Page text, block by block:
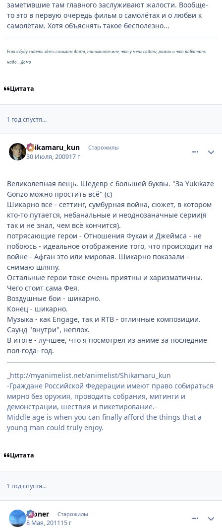
заметившие там главного заслуживают жалости. Вообще-
то это в первую очередь фильм о самолётах и о любви к
самолётам. Хотя объяснять такое бесполезно...
Если я буду сидеть здесь слишком долго, напомните мне, что у меня сайты, роман и что работать
надо... Домо
Цитата
1 год спустя...
Shikamaru_kun Старожилы
30 Июля, 200917 г
Великолепная вещь. Шедевр с большей буквы. "За Yukikaze
Gonzo можно простить всё" (с)
Шикарно всё - сеттинг, сумбурная война, сюжет, в котором
кто-то путается, небанальные и неоднозаначные серии(я
так и не знал, чем всё кончится).
потрясающие герои - Отношения Фукаи и Джеймса - не
побоюсь - идеальное отображение того, что происходит на
войне - Афган это или мировая. Шикарно показали -
снимаю шляпу.
Остальные герои тоже очень приятны и харизматичны.
Чего стоит сама Фея.
Воздушные бои - шикарно.
Конец - шикарно.
Музыка - как Engage, так и RTB - отличные композиции.
Саунд "внутри", неплох.
В итоге - лучшее, что я посмотрел из аниме за последние
пол-года- год.
_http://myanimelist.net/animelist/Shikamaru_kun
-Граждане Российской Федерации имеют право собираться
мирно без оружия, проводить собрания, митинги и
демонстрации, шествия и пикетирование.-
Middle age is when you can finally afford the things that a
young man could truly enjoy.
Цитата
1 год спустя...
Aloner Старожилы
8 Мая, 201115 г